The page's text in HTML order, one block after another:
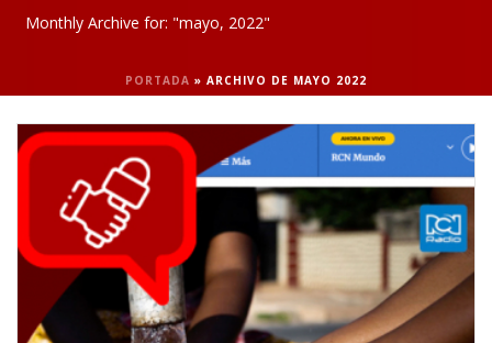
Monthly Archive for: "mayo, 2022"
PORTADA » ARCHIVO DE MAYO 2022